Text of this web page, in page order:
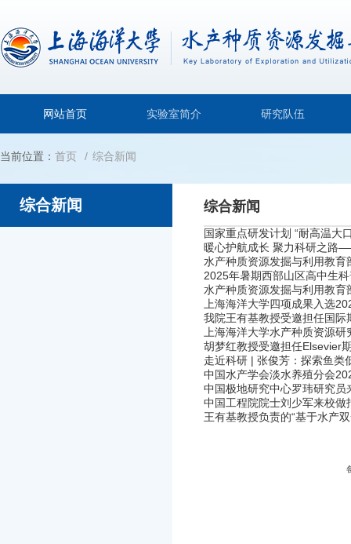
网站首页 实验室简介 研究队伍
当前位置： 首页 综合新闻
综合新闻 综合新闻
国家重点研发计划 “耐高温大
暖心护航成长 聚力科研之路
水产种质资源发掘与利用教
2025年暑期西部山区高中生
水产种质资源发掘与利用教
上海海洋大学四项成果入选
我院王有基教授受邀担任国
上海海洋大学水产种质资源
胡梦红教授受邀担任Elsevier
走近科研 | 张俊芳：探索鱼类
中国水产学会淡水养殖分会
中国极地研究中心罗玮研究员
中国工程院院士刘少军来校做
王有基教授负责的“基于水产